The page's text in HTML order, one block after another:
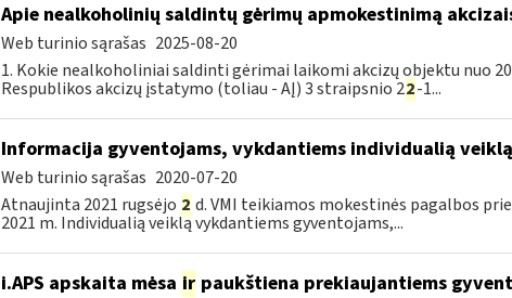
Apie nealkoholinių saldintų gėrimų apmokestinimą
Web turinio sąrašas 2025-08-20
1. Kokie nealkoholiniai saldinti gėrimai laikomi akcizų objektu nuo
Respublikos akcizų įstatymo (toliau - AĮ) 3 straipsnio 22-1...
Informacija gyventojams, vykdantiems individualią veiklą
Web turinio sąrašas 2020-07-20
Atnaujinta 2021 rugsėjo 2 d. VMI teikiamos mokestinės pagalbos
2021 m. Individualią veiklą vykdantiems gyventojams,...
i.APS apskaita mėsa irpaukštiena prekiaujantiems